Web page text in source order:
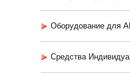
Оборудование для
Средства